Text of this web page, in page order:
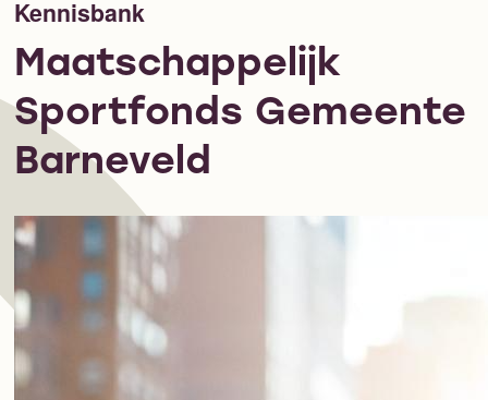
Kennisbank
Maatschappelijk
Sportfonds Gemeente
Barneveld